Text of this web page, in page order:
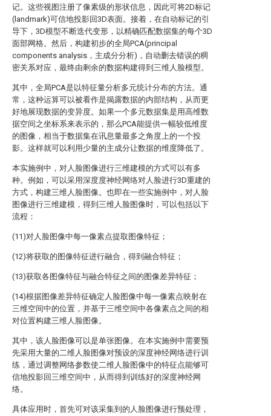
记。这些视图注册了像素级的形状信息，因此可将2D标记
(landmark)可信地投影回3D表面。接着，在自动标记的引
导下，3D模型不断迭代变形，以精确匹配数据集的每个3D
面部网格。然后，构建初步的全局PCA(principal
components analysis，主成分分析)，自动删去错误的稠
密关系对应，最终由剩余的数据构建得到三维人脸模型。
其中，全局PCA是以特征量分析多元统计分布的方法。通
常，这种运算可以被看作是揭露数据的内部结构，从而更
好地展现数据的变异度。如果一个多元数据集是用高维数
据空间之坐标系来表示的，那么PCA能提供一幅较低维度
的图像，相当于数据集在讯息量最多之角度上的一个投
影。这样就可以利用少量的主成分让数据的维度降低了。
本实施例中，对人脸图像进行三维建模的方式可以有多
种。例如，可以采用深度度神经网络对人脸进行3D重建的
方式，构建三维人脸图像。也即在一些实施例中，对人脸
图像进行三维建模，得到三维人脸图像时，可以包括以下
流程：
(11)对人脸图像中每一像素点提取图像特征；
(12)将获取的图像特征进行融合，得到融合特征；
(13)获取各图像特征与融合特征之间的图像差异特征；
(14)根据图像差异特征确定人脸图像中每一像素点映射在
三维空间中的位置，并基于三维空间中各像素点之间的相
对位置构建三维人脸图像。
其中，该人脸图像可以是单张图像。在本实施例中需要预
先采用大量的二维人脸图像对预设的深度神经网络进行训
练，通过调整网络参数使二维人脸图像中的特征点能够可
信地投影回三维空间中，从而得到训练好的深度神经网
络。
具体应用时，首先可对该采集到的人脸图像进行预处理，